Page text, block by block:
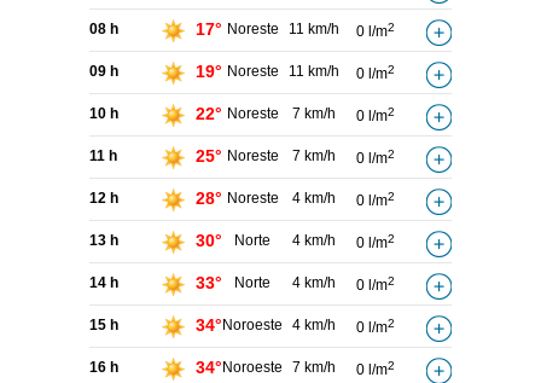
08 h 17° Noreste 11 km/h 0 l/m2
09 h 19° Noreste 11 km/h 0 l/m2
10 h 22° Noreste 7 km/h 0 l/m2
11 h 25° Noreste 7 km/h 0 l/m2
12 h 28° Noreste 4 km/h 0 l/m2
13 h 30° Norte 4 km/h 0 l/m2
14 h 33° Norte 4 km/h 0 l/m2
15 h 34° Noroeste 4 km/h 0 l/m2
16 h 34° Noroeste 7 km/h 0 l/m2